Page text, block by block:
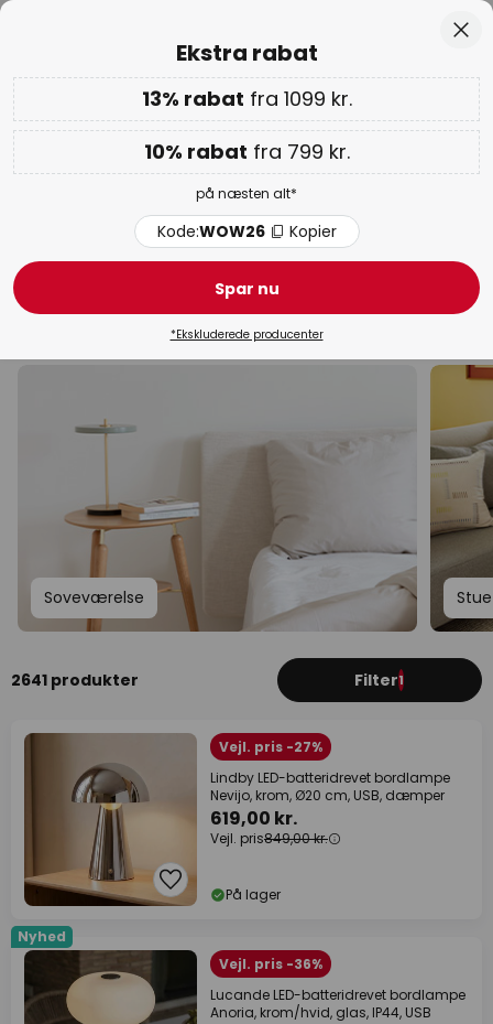
Kun
02D 01T 31M 53S
Ekstra rabat: 10% fra 799 kr. | 13% fra 1099 kr.på næsten
alt
Kode:WOW26 Kopier
WOW ugen:op til 70%
Bordlamper med lysdæmper
Skrivebordslamper Klemmelamper
Soveværelse Stue
2641 produkter Filter1
Vejl. pris -27%
Lindby LED-batteridrevet bordlampe
Nevijo, krom, Ø20 cm, USB, dæmper
619,00 kr.
Vejl. pris849,00 kr.
På lager
Nyhed
Vejl. pris -36%
Lucande LED-batteridrevet bordlampe
Anoria, krom/hvid, glas, IP44, USB
Luk
Ekstra rabat
13% rabat fra 1099 kr.
10% rabat fra 799 kr.
på næsten alt*
Kode:WOW26 Kopier
Spar nu
*Ekskluderede producenter